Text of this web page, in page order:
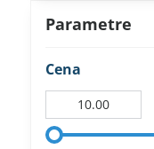
Parametre
Cena